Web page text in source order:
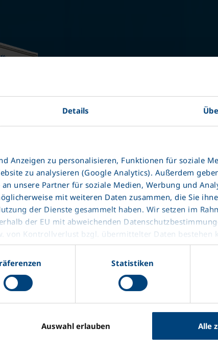
Details
Anzeigen zu personalisieren, Funktionen für soziale
zu analysieren (Google Analytics). Außerdem
unsere Partner für soziale Medien, Werbung und
mit weiteren Daten zusammen, die Sie
der Dienste gesammelt haben. Wir setzen im
der EU mit abweichenden
von Kontrollverlust bzgl. übermittelter Daten bestehen
Statistiken
Auswahl erlauben Alle
+3
Krone'den
Sağlam ve
Optimum sürüş
Karmaşık
Pürüzsüz ön ve
KTL astarlı ve toz
belgeler